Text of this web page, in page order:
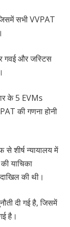
सभी VVPAT
गवई और जस्टिस
के 5 EVMs
की गणना होनी
शीर्ष न्यायालय में
याचिका
की थी।
दी गई है, जिसमें
है।